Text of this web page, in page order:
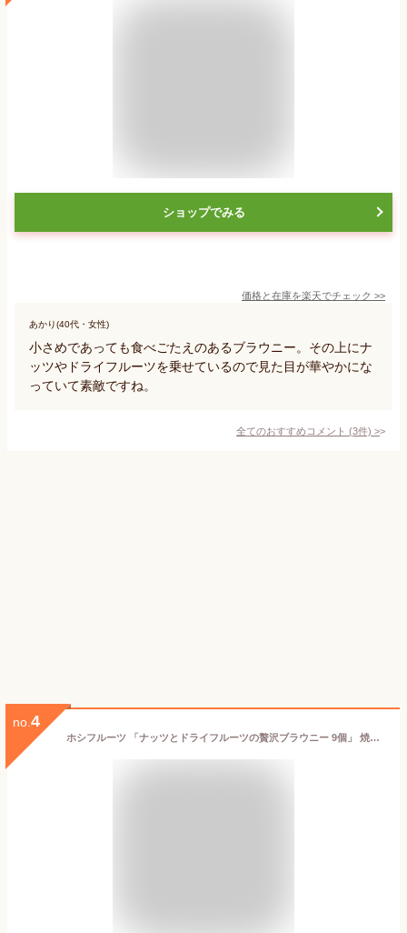
ショップでみる
価格と在庫を楽天でチェック >>
あかり(40代・女性)
小さめであっても食べごたえのあるブラウニー。その上にナ
ッツやドライフルーツを乗せているので見た目が華やかにな
っていて素敵ですね。
全てのおすすめコメント (3件) >
no. 4
ホシフルーツ 「ナッツとドライフルーツの贅沢ブラウニー 9個」 焼き菓子 詰め合わせ ギフトセット 【内祝い 出産内祝い 結婚内祝い お返し 御礼 挨拶 贈答品】【お菓子 スイーツ 洋菓子】